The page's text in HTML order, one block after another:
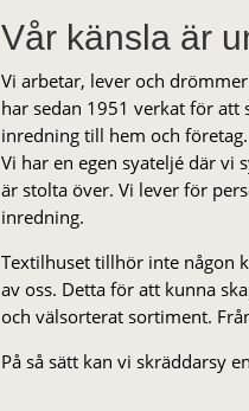
Vår känsla är
Vi arbetar, lever och
har sedan 1951 verkat för att
inredning till hem och företag.
Vi har en egen syateljé där vi
är stolta över. Vi lever för
inredning.
Textilhuset tillhör inte någon
av oss. Detta för att kunna
och välsorterat sor­ti­ment.
På så sätt kan vi skräddarsy